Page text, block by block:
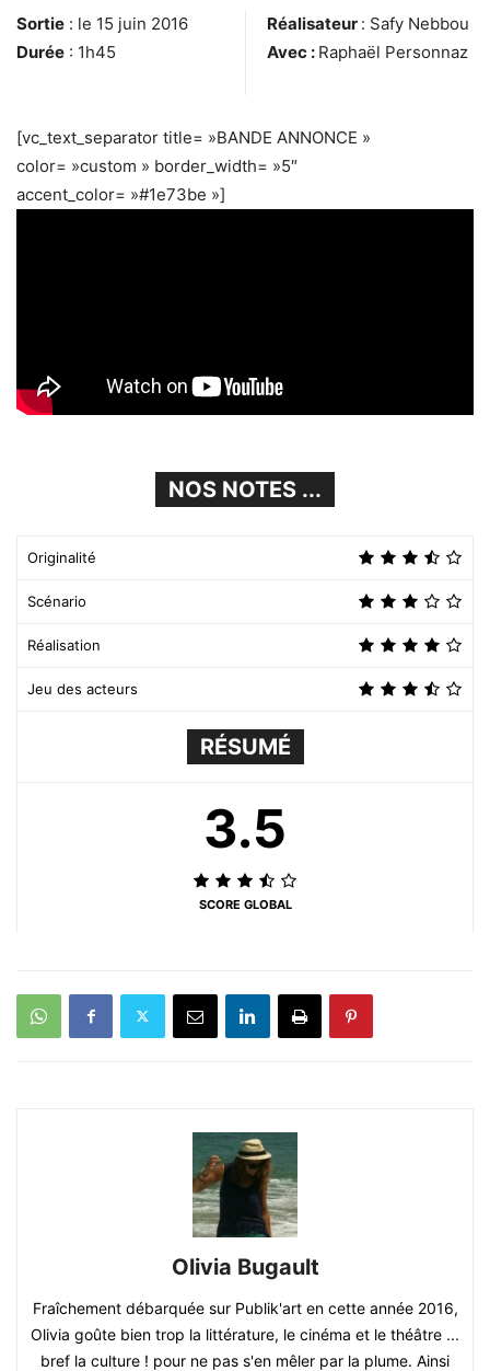
Sortie : le 15 juin 2016
Durée : 1h45
Réalisateur : Safy Nebbou
Avec : Raphaël Personnaz
[vc_text_separator title= »BANDE ANNONCE »
color= »custom » border_width= »5″
accent_color= »#1e73be »]
NOS NOTES ...
Originalité
Scénario
Réalisation
Jeu des acteurs
RÉSUMÉ
3.5
SCORE GLOBAL
Olivia Bugault
Fraîchement débarquée sur Publik'art en cette année 2016,
Olivia goûte bien trop la littérature, le cinéma et le théâtre ...
bref la culture ! pour ne pas s'en mêler par la plume. Ainsi